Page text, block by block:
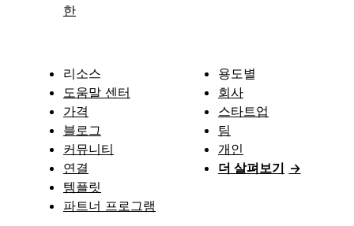
한
리소스
도움말 센터
가격
블로그
커뮤니티
연결
템플릿
파트너 프로그램
용도별
회사
스타트업
팀
개인
더 살펴보기 →